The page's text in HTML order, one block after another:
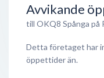
Avvikande
till OKQ8 Spånga på
Detta företaget har
öppettider än.